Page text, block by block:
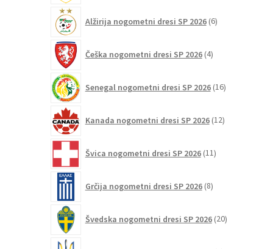
Alžirija nogometni dresi SP 2026 6izdelkov
Češka nogometni dresi SP 2026 4izdelki
Senegal nogometni dresi SP 2026 16izdelkov
Kanada nogometni dresi SP 2026 12izdelkov
Švica nogometni dresi SP 2026 11izdelkov
Grčija nogometni dresi SP 2026 8izdelkov
Švedska nogometni dresi SP 2026 20izdelkov